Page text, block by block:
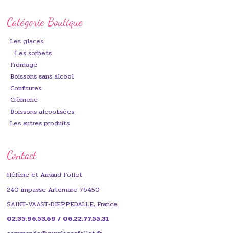
Catégorie Boutique
Les glaces
Les sorbets
Fromage
Boissons sans alcool
Confitures
Crèmerie
Boissons alcoolisées
Les autres produits
Contact
Hélène et Arnaud Follet
240 impasse Artemare 76450
SAINT-VAAST-DIEPPEDALLE, France
02.35.96.53.69 / 06.22.77.55.31